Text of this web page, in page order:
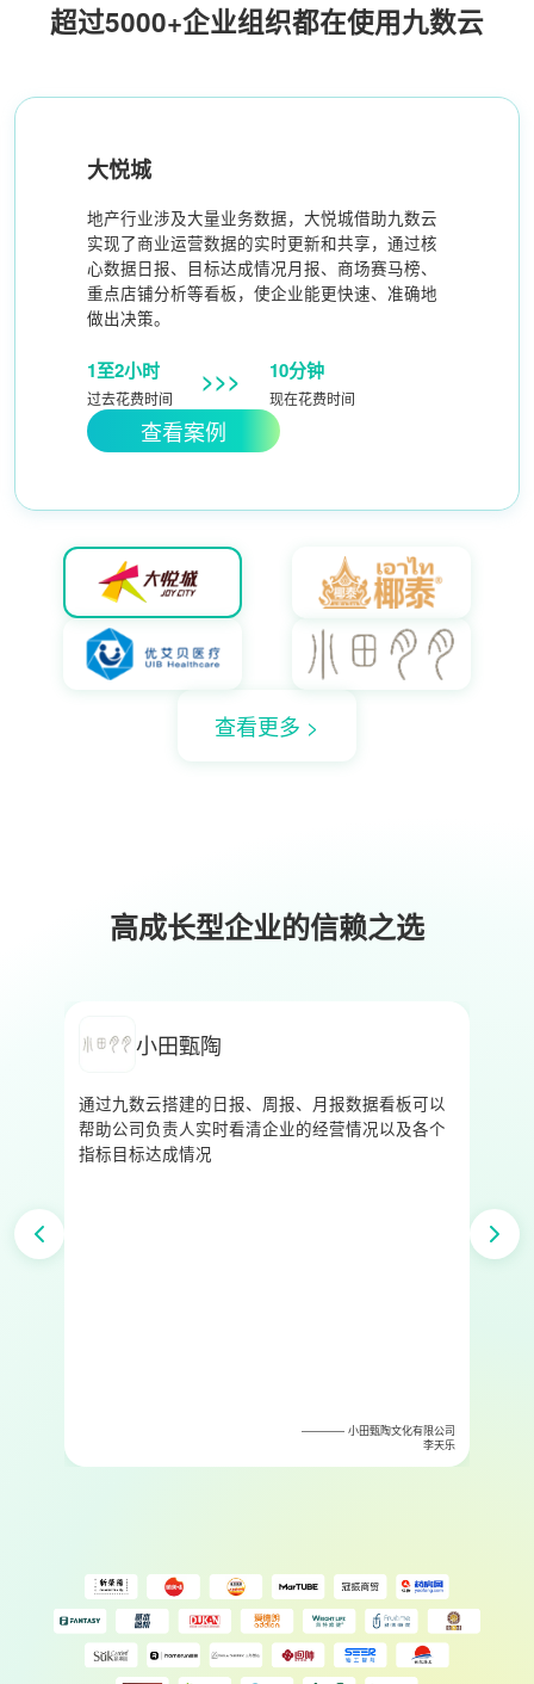
超过5000+企业组织都在使用九数云
大悦城
地产行业涉及大量业务数据，大悦城借助九数云
实现了商业运营数据的实时更新和共享，通过核
心数据日报、目标达成情况月报、商场赛马榜、
重点店铺分析等看板，使企业能更快速、准确地
做出决策。
1至2小时
过去花费时间
>>> 10分钟
现在花费时间
查看案例
查看更多 >
高成长型企业的信赖之选
小田甄陶
通过九数云搭建的日报、周报、月报数据看板可以
帮助公司负责人实时看清企业的经营情况以及各个
指标目标达成情况
———— 小田甄陶文化有限公司
李天乐